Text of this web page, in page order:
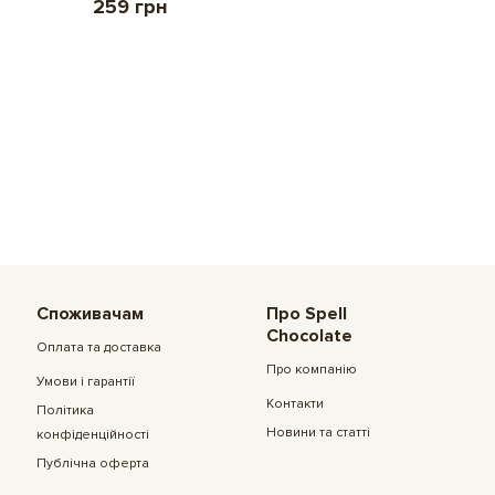
259 грн
Споживачам
Оплата та доставка
Умови і гарантії
Політика
конфіденційності
Публічна оферта
Про Spell
Chocolate
Про компанію
Контакти
Новини та статті